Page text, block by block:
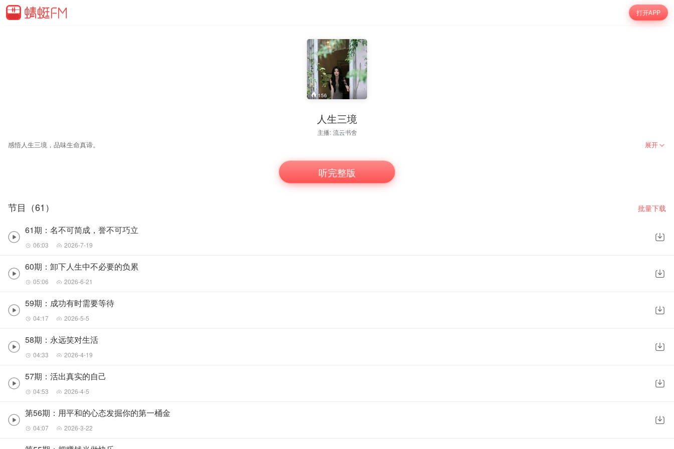
打开APP
156
人生三境
主播: 流云书舍
感悟人生三境，品味生命真谛。
展开
听完整版
节目（61） 批量下载
61期：名不可简成，誉不可巧立
06:03 2026-7-19
60期：卸下人生中不必要的负累
05:06 2026-6-21
59期：成功有时需要等待
04:17 2026-5-5
58期：永远笑对生活
04:33 2026-4-19
57期：活出真实的自己
04:53 2026-4-5
第56期：用平和的心态发掘你的第一桶金
04:07 2026-3-22